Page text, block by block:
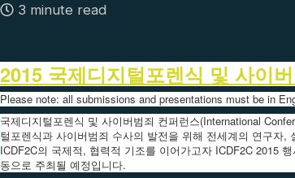
3 minute read
2015 국제디지털포렌식 및 사이
Please note: all submissions and presentations must be in
국제디지털포렌식 및 사이버범죄 컨퍼런스(International
털포렌식과 사이버범죄 수사의 발전을 위해 전세계의 연구자
ICDF2C의 국제적, 협력적 기조를 이어가고자 ICDF2C 2015
동으로 주최될 예정입니다.